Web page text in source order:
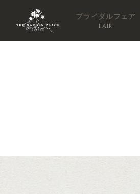
ブライダルフェア
FAIR